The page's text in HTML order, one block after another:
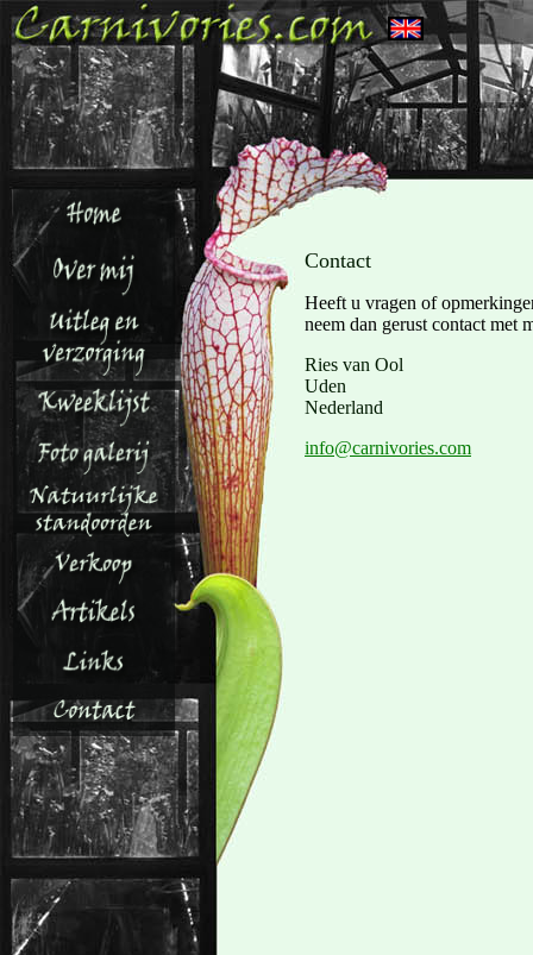
Contact
Heeft u vragen of
neem dan gerust contact met
Ries van Ool
Uden
Nederland
info@carnivories.com